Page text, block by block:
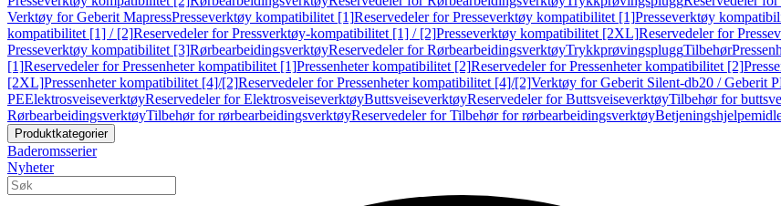
Verktøy for Geberit MapressPresseverktøy kompatibilitet [1]Reservedeler for Presseverktøy kompatibilitet [1]Presseverktøy
kompatibilitet [1] / [2]Reservedeler for Pressverktøy-kompatibilitet [1] / [2]Presseverktøy kompatibilitet [2XL]Reservedeler for
Presseverktøy kompatibilitet [3]RørbearbeidingsverktøyReservedeler for RørbearbeidingsverktøyTrykkprøvingspluggTilbehør
[1]Reservedeler for Pressenheter kompatibilitet [1]Pressenheter kompatibilitet [2]Reservedeler for Pressenheter kompatibilitet [2]
[2XL]Pressenheter kompatibilitet [4]/[2]Reservedeler for Pressenheter kompatibilitet [4]/[2]Verktøy for Geberit Silent-db20 / Geberit
PEElektrosveiseverktøyReservedeler for ElektrosveiseverktøyButtsveiseverktøyReservedeler for ButtsveiseverktøyTilbehør for
RørbearbeidingsverktøyTilbehør for rørbearbeidingsverktøyReservedeler for Tilbehør for rørbearbeidingsverktøy
Produktkategorier
Baderomsserier
Nyheter